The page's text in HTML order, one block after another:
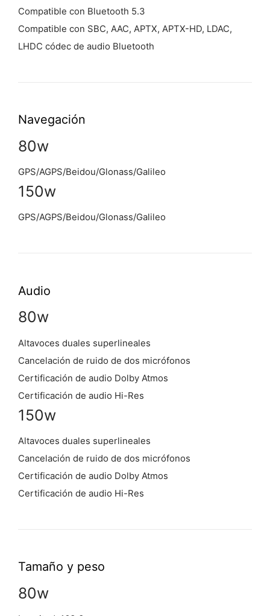
Compatible con Bluetooth 5.3
Compatible con SBC, AAC, APTX, APTX-HD, LDAC,
LHDC códec de audio Bluetooth
Navegación
80w
GPS/AGPS/Beidou/Glonass/Galileo
150w
GPS/AGPS/Beidou/Glonass/Galileo
Audio
80w
Altavoces duales superlineales
Cancelación de ruido de dos micrófonos
Certificación de audio Dolby Atmos
Certificación de audio Hi-Res
150w
Altavoces duales superlineales
Cancelación de ruido de dos micrófonos
Certificación de audio Dolby Atmos
Certificación de audio Hi-Res
Tamaño y peso
80w